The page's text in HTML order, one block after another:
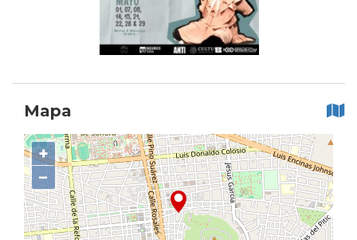
Mapa
+
−